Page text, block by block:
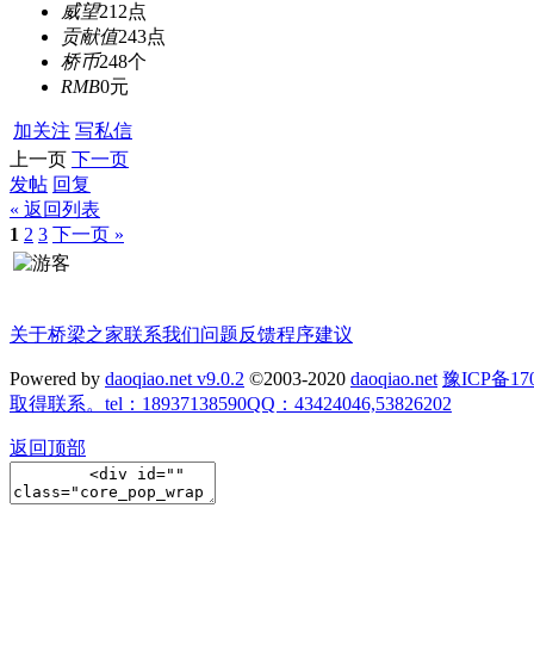
威望212点
贡献值243点
桥币248个
RMB0元
加关注 写私信
上一页 下一页
发帖 回复
« 返回列表
1 2 3 下一页 »
关于桥梁之家联系我们问题反馈程序建议
Powered by daoqiao.net v9.0.2 ©2003-2020 daoqiao.net 豫ICP备
取得联系。tel：18937138590QQ：43424046,53826202
返回顶部